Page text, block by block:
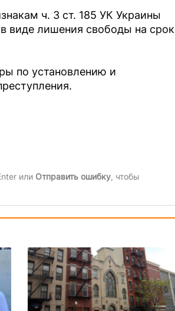
ч. 3 ст. 185 УК Украины
виде лишения свободы на срок
по установлению и
или Отправить ошибку, чтобы